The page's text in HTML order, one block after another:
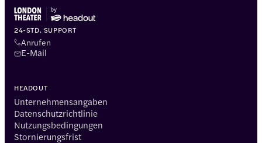
24-STD. SUPPORT
Anrufen
E-Mail
HEADOUT
Unternehmensangaben
Datenschutzrichtlinie
Nutzungsbedingungen
Stornierungsfrist